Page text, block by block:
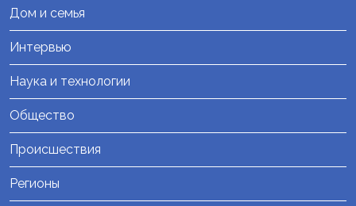
Дом и семья
Интервью
Наука и технологии
Общество
Происшествия
Регионы